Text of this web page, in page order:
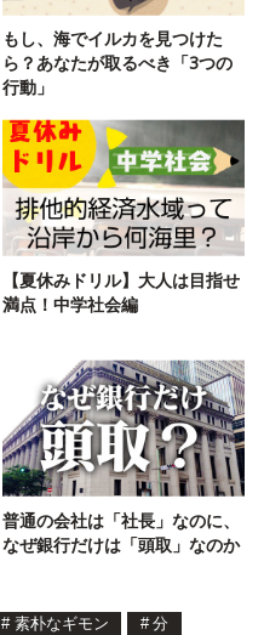
もし、海でイルカを見つけた
ら？あなたが取るべき「3つの
行動」
【夏休みドリル】大人は目指せ
満点！中学社会編
普通の会社は「社長」なのに、
なぜ銀行だけは「頭取」なのか
# 素朴なギモン # 分